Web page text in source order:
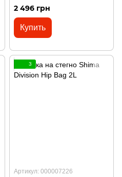
2 496 грн
Купить
3
Артикул: 000007226